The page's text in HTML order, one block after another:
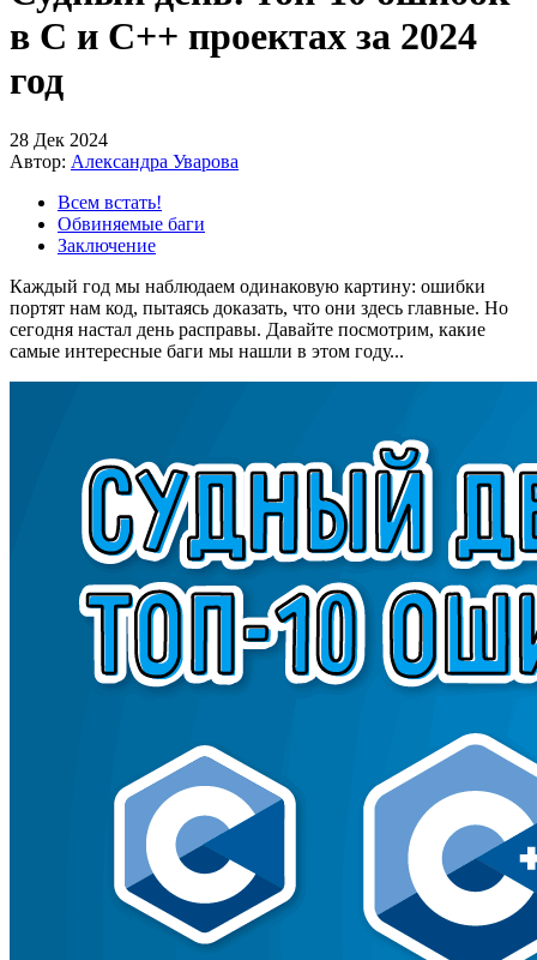
в C и C++ проектах за 2024
год
28 Дек 2024
Автор: Александра Уварова
Всем встать!
Обвиняемые баги
Заключение
Каждый год мы наблюдаем одинаковую картину: ошибки
портят нам код, пытаясь доказать, что они здесь главные. Но
сегодня настал день расправы. Давайте посмотрим, какие
самые интересные баги мы нашли в этом году...